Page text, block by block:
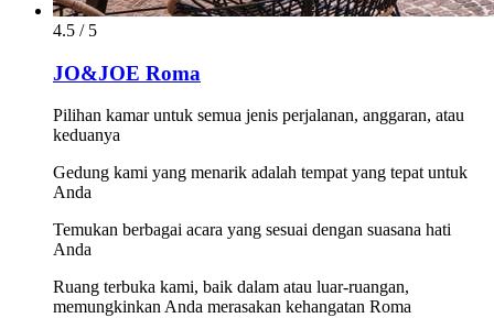
4.5 / 5
JO&JOE Roma
Pilihan kamar untuk semua jenis perjalanan, anggaran, atau
keduanya
Gedung kami yang menarik adalah tempat yang tepat untuk
Anda
Temukan berbagai acara yang sesuai dengan suasana hati
Anda
Ruang terbuka kami, baik dalam atau luar-ruangan,
memungkinkan Anda merasakan kehangatan Roma